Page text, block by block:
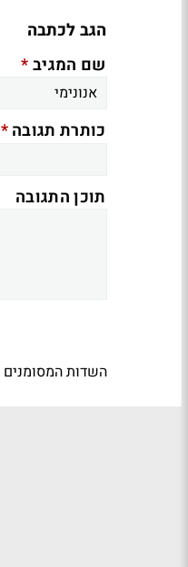
הגב לכתבה
שם המגיב*
כותרת תגובה*
תוכן התגובה
השדות המסומנים